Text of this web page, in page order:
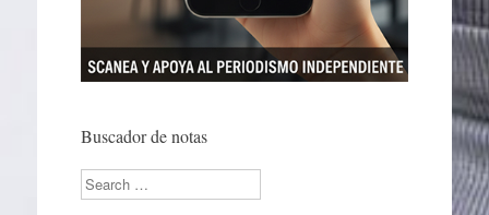
Buscador de notas
Search